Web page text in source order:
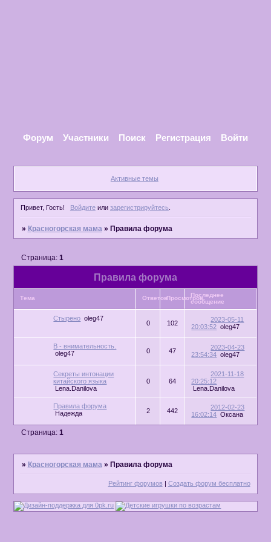
Форум Участники Поиск Регистрация Войти
Активные темы
Привет, Гость! Войдитеили зарегистрируйтесь.
» Красногорская мама » Правила форума
Правила форума
Страница: 1
Тема ОтветовПросмотровПоследнее
сообщение
Стырено oleg47
0 102
2023-05-11
20:03:52 oleg47
В - внимательность.
oleg47
0 47
2023-04-23
23:54:34 oleg47
Секреты интонации
китайского языка
Lena.Danilova
0 64
2021-11-18
20:25:12
Lena.Danilova
Правила форума
Надежда
2 442
2012-02-23
16:02:14 Оксана
Страница: 1
» Красногорская мама » Правила форума
Рейтинг форумов| Создать форум бесплатно